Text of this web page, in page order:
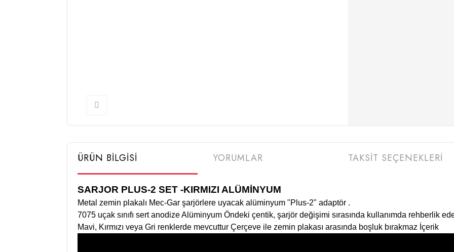
ÜRÜN BİLGİSİ
SARJOR PLUS-2 SET -KIRMIZI ALÜMİNYUM
Metal zemin plakalı Mec-Gar şarjörlere uyacak alüminyum "Plus-2" adaptör .
7075 uçak sınıfı sert anodize Alüminyum Öndeki çentik, şarjör değişimi sırasında kullanımda rehberlik
Mavi, Kırmızı veya Gri renklerde mevcuttur Çerçeve ile zemin plakası arasında boşluk bırakmaz İçerik
YORUMLAR TAKSİT SEÇENEKLERİ